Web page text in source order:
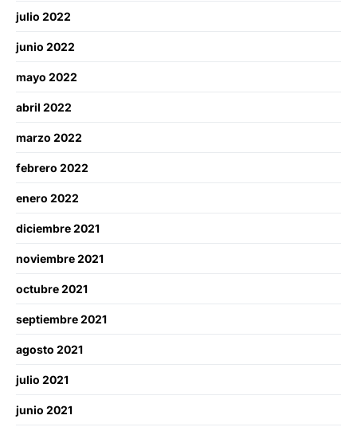
julio 2022
junio 2022
mayo 2022
abril 2022
marzo 2022
febrero 2022
enero 2022
diciembre 2021
noviembre 2021
octubre 2021
septiembre 2021
agosto 2021
julio 2021
junio 2021